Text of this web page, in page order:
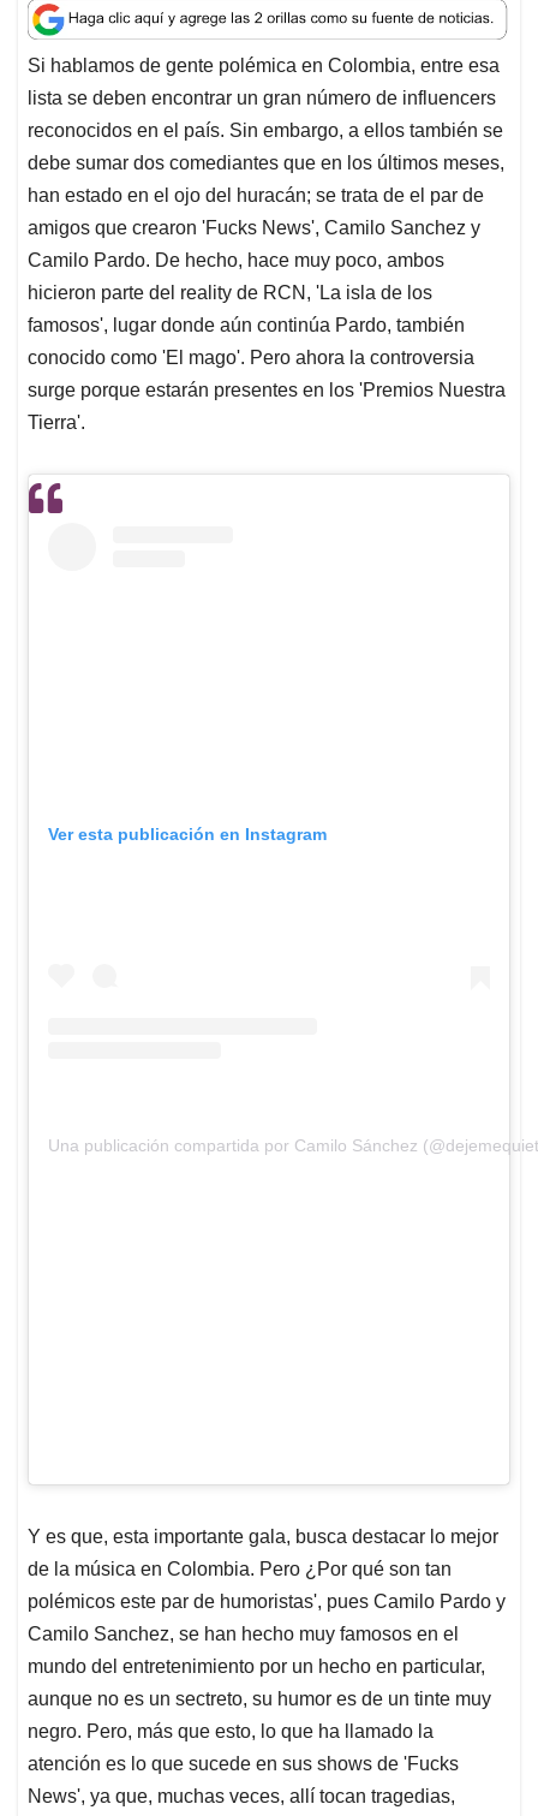
a
t
s
A
p
p
c
e
b
o
o
k
n
k
e
d
I
n
a
i
l
r
e
a
d
s
Si hablamos de gente polémica en Colombia, entre esa
lista se deben encontrar un gran número de influencers
reconocidos en el país. Sin embargo, a ellos también se
debe sumar dos comediantes que en los últimos meses,
han estado en el ojo del huracán; se trata de el par de
amigos que crearon 'Fucks News', Camilo Sanchez y
Camilo Pardo. De hecho, hace muy poco, ambos
hicieron parte del reality de RCN, 'La isla de los
famosos', lugar donde aún continúa Pardo, también
conocido como 'El mago'. Pero ahora la controversia
surge porque estarán presentes en los 'Premios Nuestra
Tierra'.
Ver esta publicación en Instagram
Una publicación compartida por Camilo Sánchez
Y es que, esta importante gala, busca destacar lo mejor
de la música en Colombia. Pero ¿Por qué son tan
polémicos este par de humoristas', pues Camilo Pardo y
Camilo Sanchez, se han hecho muy famosos en el
mundo del entretenimiento por un hecho en particular,
aunque no es un sectreto, su humor es de un tinte muy
negro. Pero, más que esto, lo que ha llamado la
atención es lo que sucede en sus shows de 'Fucks
News', ya que, muchas veces, allí tocan tragedias,